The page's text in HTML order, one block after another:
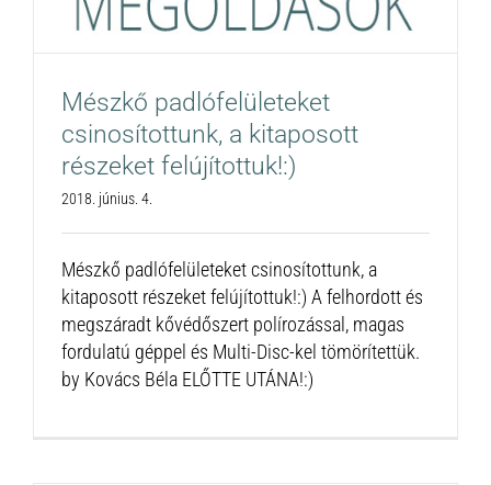
Mészkő padlófelületeket
csinosítottunk, a kitaposott
részeket felújítottuk!:)
2018. június. 4.
Mészkő padlófelületeket csinosítottunk, a
kitaposott részeket felújítottuk!:) A felhordott és
megszáradt kővédőszert polírozással, magas
fordulatú géppel és Multi-Disc-kel tömörítettük.
by Kovács Béla ELŐTTE UTÁNA!:)